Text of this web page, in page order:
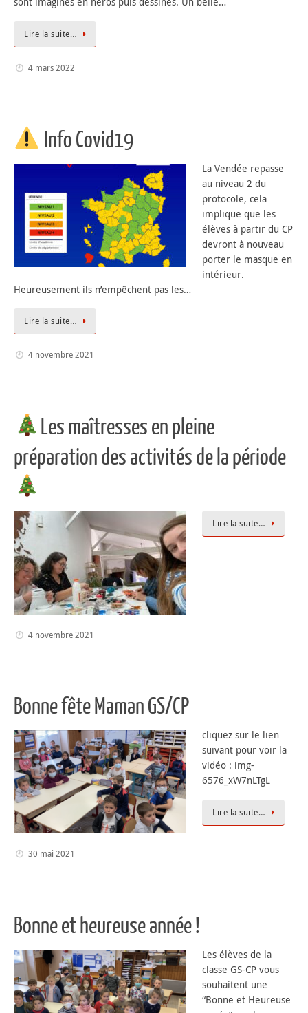
Lire la suite…
4 mars 2022
Info Covid19
La Vendée repasse
au niveau 2 du
protocole, cela
implique que les
élèves à partir du CP
devront à nouveau
porter le masque en
intérieur.
Heureusement ils n’empêchent pas les…
Lire la suite…
4 novembre 2021
Les maîtresses en pleine
préparation des activités de la période
Lire la suite…
4 novembre 2021
Bonne fête Maman GS/CP
cliquez sur le lien
suivant pour voir la
vidéo : img-
6576_xW7nLTgL
Lire la suite…
30 mai 2021
Bonne et heureuse année !
Les élèves de la
classe GS-CP vous
souhaitent une
“Bonne et Heureuse